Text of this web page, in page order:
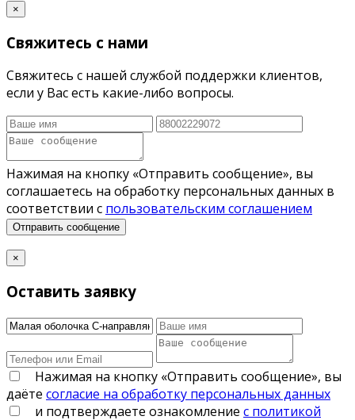
×
Свяжитесь с нами
Свяжитесь с нашей службой поддержки клиентов,
если у Вас есть какие-либо вопросы.
Нажимая на кнопку «Отправить сообщение», вы
соглашаетесь на обработку персональных данных в
соответствии с пользовательским соглашением
Отправить сообщение
×
Оставить заявку
Нажимая на кнопку «Отправить сообщение», вы
даёте согласие на обработку персональных данных
и подтверждаете ознакомление с политикой